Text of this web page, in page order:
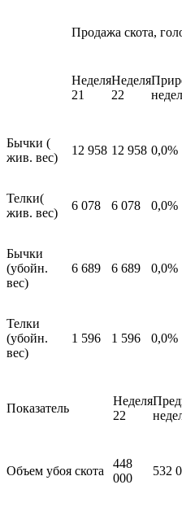
Продажа скота,
Неделя
21
Неделя
22
Бычки (
жив. вес)
12 958 12 958 0,0%
Телки(
жив. вес)
6 078 6 078 0,0%
Бычки
(убойн.
вес)
6 689 6 689 0,0%
Телки
(убойн.
вес)
1 596 1 596 0,0%
Показатель
Неделя
22
Объем убоя скота
448
000
532